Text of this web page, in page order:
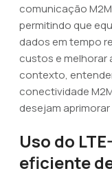
comunicação
permitindo que
dados em tempo
custos e melhorar
contexto,
conectividade
desejam
Uso do
eficiente